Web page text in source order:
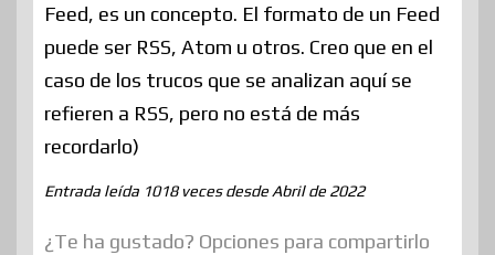
Feed, es un concepto. El formato de un Feed
puede ser RSS, Atom u otros. Creo que en el
caso de los trucos que se analizan aquí se
refieren a RSS, pero no está de más
recordarlo)
Entrada leída 1018 veces desde Abril de 2022
¿Te ha gustado? Opciones para compartirlo